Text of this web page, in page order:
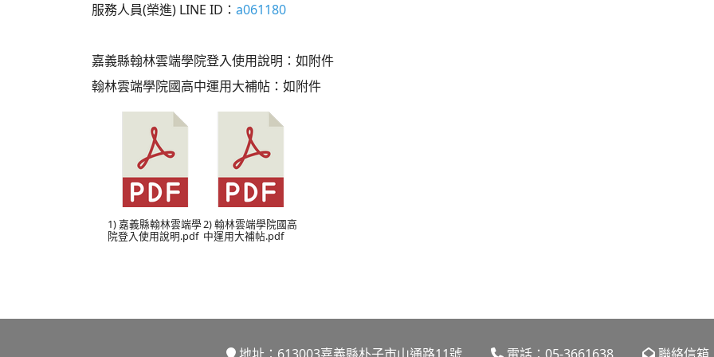
服務人員(榮進) LINE ID： a061180
嘉義縣翰林雲端學院登入使用說明：如附件
翰林雲端學院國高中運用大補帖：如附件
Download 嘉義縣翰林雲端學院登入使用說明.pdf
1) 嘉義縣翰林雲端學
院登入使用說明.pdf
Download 翰林雲端學院國高中運用大補帖.pdf
2) 翰林雲端學院國高
中運用大補帖.pdf